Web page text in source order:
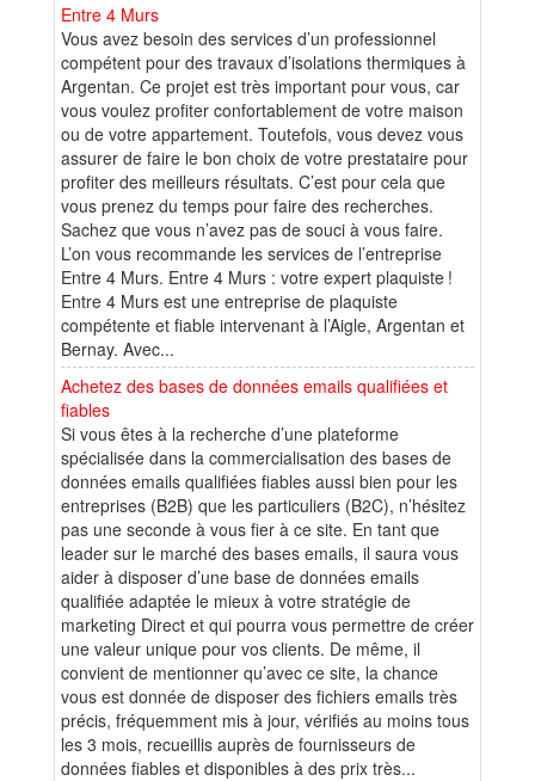
Entre 4 Murs
Vous avez besoin des services d’un professionnel
compétent pour des travaux d’isolations thermiques à
Argentan. Ce projet est très important pour vous, car
vous voulez profiter confortablement de votre maison
ou de votre appartement. Toutefois, vous devez vous
assurer de faire le bon choix de votre prestataire pour
profiter des meilleurs résultats. C’est pour cela que
vous prenez du temps pour faire des recherches.
Sachez que vous n’avez pas de souci à vous faire.
L’on vous recommande les services de l’entreprise
Entre 4 Murs. Entre 4 Murs : votre expert plaquiste !
Entre 4 Murs est une entreprise de plaquiste
compétente et fiable intervenant à l’Aigle, Argentan et
Bernay. Avec...
Achetez des bases de données emails qualifiées et
fiables
Si vous êtes à la recherche d’une plateforme
spécialisée dans la commercialisation des bases de
données emails qualifiées fiables aussi bien pour les
entreprises (B2B) que les particuliers (B2C), n’hésitez
pas une seconde à vous fier à ce site. En tant que
leader sur le marché des bases emails, il saura vous
aider à disposer d’une base de données emails
qualifiée adaptée le mieux à votre stratégie de
marketing Direct et qui pourra vous permettre de créer
une valeur unique pour vos clients. De même, il
convient de mentionner qu’avec ce site, la chance
vous est donnée de disposer des fichiers emails très
précis, fréquemment mis à jour, vérifiés au moins tous
les 3 mois, recueillis auprès de fournisseurs de
données fiables et disponibles à des prix très...